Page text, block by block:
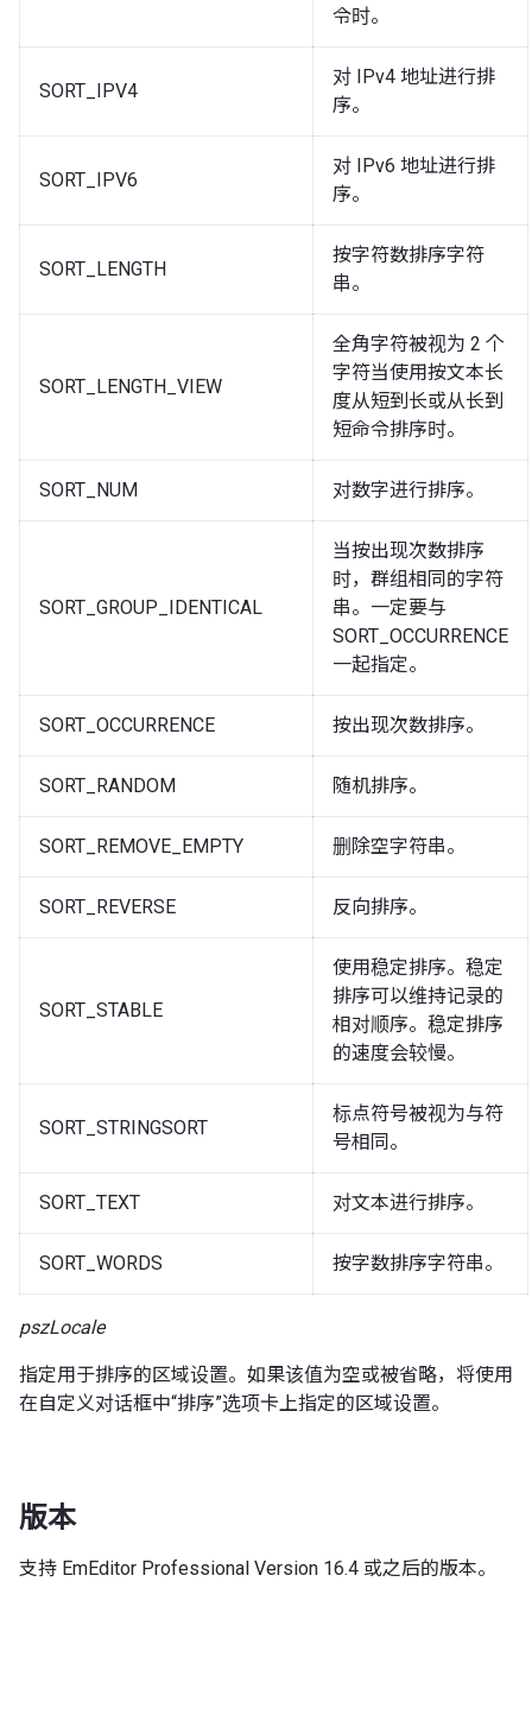
令时。
SORT_IPV4
对 IPv4 地址进行排
序。
SORT_IPV6
对 IPv6 地址进行排
序。
SORT_LENGTH
按字符数排序字符
串。
SORT_LENGTH_VIEW
全角字符被视为 2 个
字符当使用按文本长
度从短到长或从长到
短命令排序时。
SORT_NUM 对数字进行排序。
SORT_GROUP_IDENTICAL
当按出现次数排序
时，群组相同的字符
串。一定要与
SORT_OCCURRENCE
一起指定。
SORT_OCCURRENCE 按出现次数排序。
SORT_RANDOM 随机排序。
SORT_REMOVE_EMPTY 删除空字符串。
SORT_REVERSE 反向排序。
SORT_STABLE
使用稳定排序。稳定
排序可以维持记录的
相对顺序。稳定排序
的速度会较慢。
SORT_STRINGSORT
标点符号被视为与符
号相同。
SORT_TEXT 对文本进行排序。
SORT_WORDS 按字数排序字符串。
pszLocale
指定用于排序的区域设置。如果该值为空或被省略，将使用
在自定义对话框中“排序”选项卡上指定的区域设置。
版本
支持 EmEditor Professional Version 16.4 或之后的版本。